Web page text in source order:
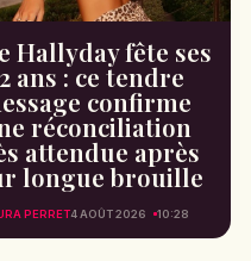
Hallyday fête ses
ans : ce tendre
confirme
réconciliation
attendue après
longue brouille
PERRET4 AOÛT 2026 10:28